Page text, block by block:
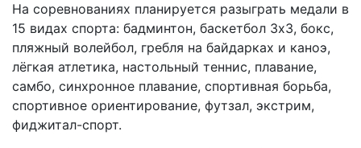
На соревнованиях планируется разыграть медали в
15 видах спорта: бадминтон, баскетбол 3х3, бокс,
пляжный волейбол, гребля на байдарках и каноэ,
лёгкая атлетика, настольный теннис, плавание,
самбо, синхронное плавание, спортивная борьба,
спортивное ориентирование, футзал, экстрим,
фиджитал-спорт.